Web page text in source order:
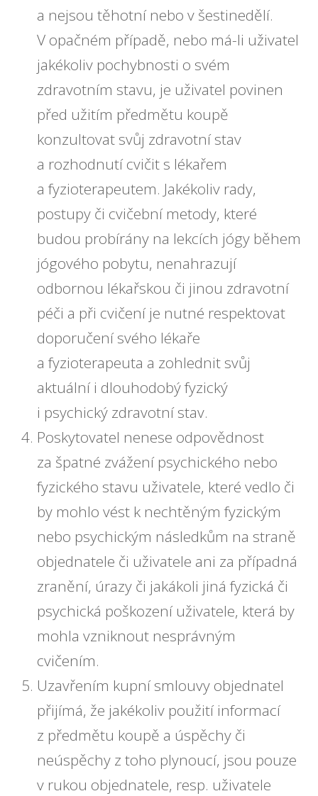
a nejsou těhotní nebo v šestinedělí.
V opačném případě, nebo má-li uživatel
jakékoliv pochybnosti o svém
zdravotním stavu, je uživatel povinen
před užitím předmětu koupě
konzultovat svůj zdravotní stav
a rozhodnutí cvičit s lékařem
a fyzioterapeutem. Jakékoliv rady,
postupy či cvičební metody, které
budou probírány na lekcích jógy během
jógového pobytu, nenahrazují
odbornou lékařskou či jinou zdravotní
péči a při cvičení je nutné respektovat
doporučení svého lékaře
a fyzioterapeuta a zohlednit svůj
aktuální i dlouhodobý fyzický
i psychický zdravotní stav.
Poskytovatel nenese odpovědnost
za špatné zvážení psychického nebo
fyzického stavu uživatele, které vedlo či
by mohlo vést k nechtěným fyzickým
nebo psychickým následkům na straně
objednatele či uživatele ani za případná
zranění, úrazy či jakákoli jiná fyzická či
psychická poškození uživatele, která by
mohla vzniknout nesprávným
cvičením.
Uzavřením kupní smlouvy objednatel
přijímá, že jakékoliv použití informací
z předmětu koupě a úspěchy či
neúspěchy z toho plynoucí, jsou pouze
v rukou objednatele, resp. uživatele